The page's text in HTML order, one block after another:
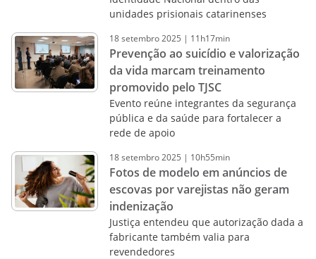
unidades prisionais catarinenses
18setembro2025 | 11h17min
Prevenção ao suicídio e valorização
da vida marcam treinamento
promovido pelo TJSC
Evento reúne integrantes da segurança
pública e da saúde para fortalecer a
rede de apoio
18setembro2025 | 10h55min
Fotos de modelo em anúncios de
escovas por varejistas não geram
indenização
Justiça entendeu que autorização dada a
fabricante também valia para
revendedores